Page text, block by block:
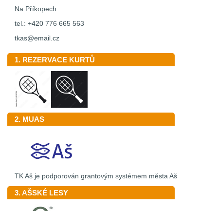
Na Příkopech
tel.: +420 776 665 563
tkas@email.cz
1. REZERVACE KURTŮ
2. MUAS
TK Aš je podporován grantovým systémem města Aš
3. AŠSKÉ LESY